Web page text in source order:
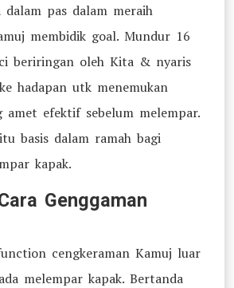
dalam pas dalam meraih
membidik goal. Mundur 16
beriringan oleh Kita & nyaris
hadapan utk menemukan
amet efektif sebelum melempar.
basis dalam ramah bagi
kapak.
Genggaman
cengkeraman Kamuj luar
melempar kapak. Bertanda